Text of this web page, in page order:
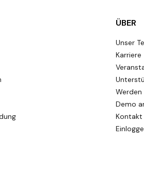
ÜBER
Unser
Karriere
Werden
Demo
Kontakt